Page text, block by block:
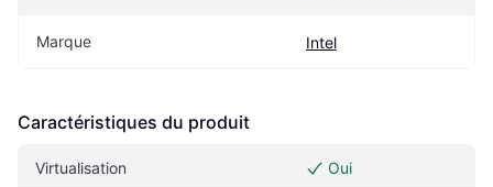
Marque Intel
Caractéristiques du produit
Virtualisation Oui